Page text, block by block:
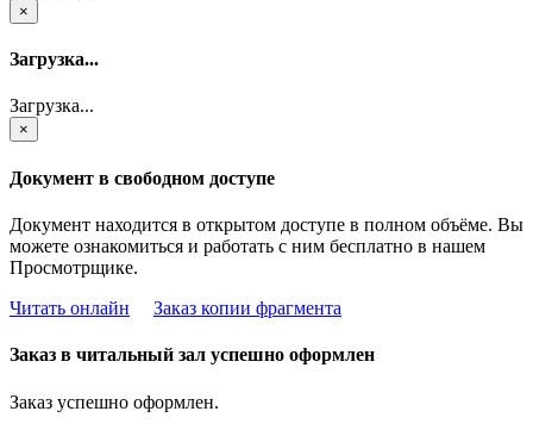
×
Загрузка...
Загрузка...
×
Документ в свободном доступе
Документ находится в открытом доступе в полном объёме. Вы
можете ознакомиться и работать с ним бесплатно в нашем
Просмотрщике.
Читать онлайн
Заказ копии фрагмента
Заказ в читальный зал успешно оформлен
Заказ успешно оформлен.